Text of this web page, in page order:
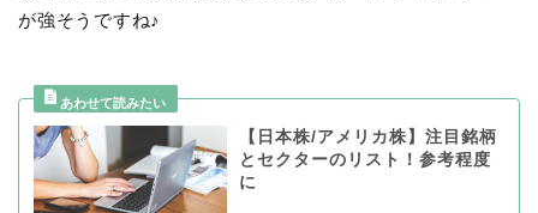
が強そうですね♪
【日本株/アメリカ株】注目銘柄
とセクターのリスト！参考程度
に